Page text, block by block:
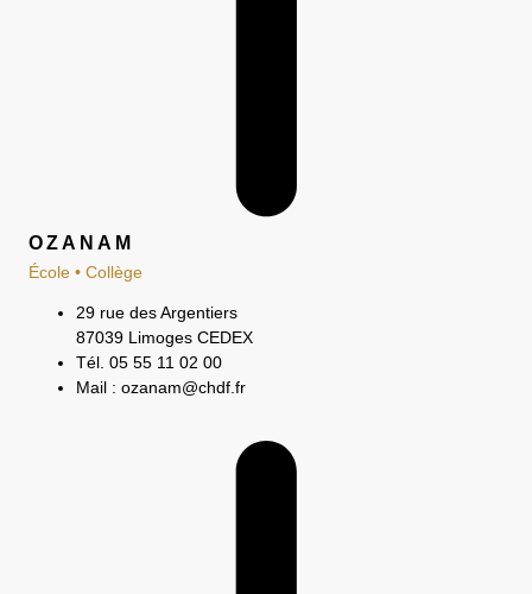
OZANAM
École • Collège
29 rue des Argentiers
87039 Limoges CEDEX
Tél. 05 55 11 02 00
Mail : ozanam@chdf.fr